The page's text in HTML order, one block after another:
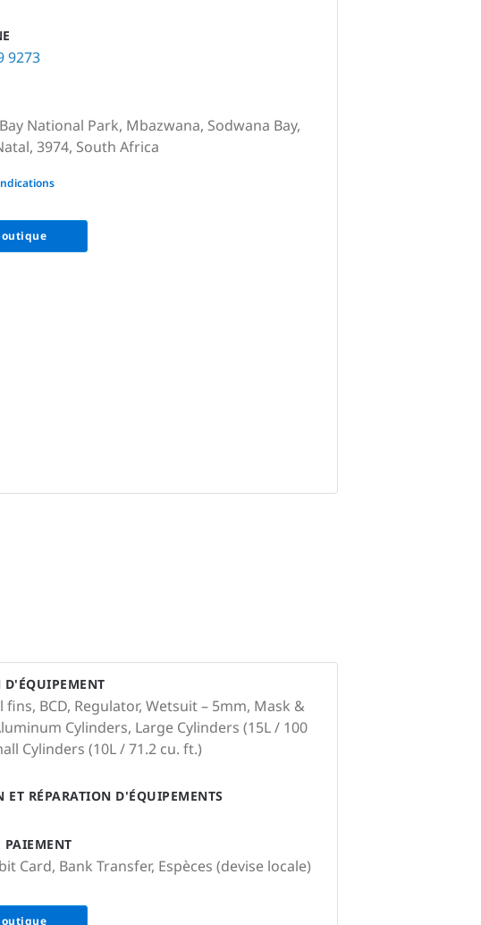
9273
National Park, Mbazwana, Sodwana Bay,
3974, South Africa
D'ÉQUIPEMENT
fins, BCD, Regulator, Wetsuit – 5mm, Mask &
Cylinders, Large Cylinders (15L / 100
Cylinders (10L / 71.2 cu. ft.)
ET RÉPARATION D'ÉQUIPEMENTS
PAIEMENT
Card, Bank Transfer, Espèces (devise locale)